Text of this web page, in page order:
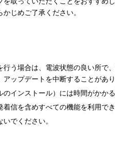
じめご了承ください。
う場合は、電波状態の良い所で
ップデートを中断することがあり
インストール）には時間がかかる
信を含めすべての機能を利用でき
でください。